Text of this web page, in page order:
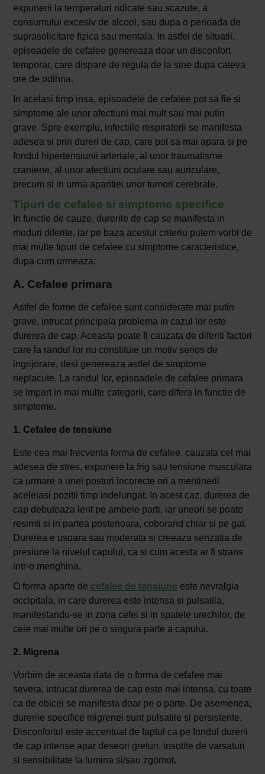
expunerii la temperaturi ridicate sau scazute, a
consumului excesiv de alcool, sau dupa o perioada de
suprasolicitare fizica sau mentala. In astfel de situatii,
episoadele de cefalee genereaza doar un disconfort
temporar, care dispare de regula de la sine dupa cateva
ore de odihna.
In acelasi timp insa, episoadele de cefalee pot sa fie si
simptome ale unor afectiuni mai mult sau mai putin
grave. Spre exemplu, infectiile respiratorii se manifesta
adesea si prin dureri de cap, care pot sa mai apara si pe
fondul hipertensiunii arteriale, al unor traumatisme
craniene, al unor afectiuni oculare sau auriculare,
precum si in urma aparitiei unor tumori cerebrale.
Tipuri de cefalee si simptome specifice
In functie de cauze, durerile de cap se manifesta in
moduri diferite, iar pe baza acestui criteriu putem vorbi de
mai multe tipuri de cefalee cu simptome caracteristice,
dupa cum urmeaza:
A. Cefalee primara
Astfel de forme de cefalee sunt considerate mai putin
grave, intrucat principala problema in cazul lor este
durerea de cap. Aceasta poate fi cauzata de diferiti factori
care la randul lor nu constituie un motiv serios de
ingrijorare, desi genereaza astfel de simptome
neplacute. La randul lor, episoadele de cefalee primara
se impart in mai multe categorii, care difera in functie de
simptome.
1. Cefalee de tensiune
Este cea mai frecventa forma de cefalee, cauzata cel mai
adesea de stres, expunere la frig sau tensiune musculara
ca urmare a unei posturi incorecte ori a mentinerii
aceleiasi pozitii timp indelungat. In acest caz, durerea de
cap debuteaza lent pe ambele parti, iar uneori se poate
resimti si in partea posterioara, coborand chiar si pe gat.
Durerea e usoara sau moderata si creeaza senzatia de
presiune la nivelul capului, ca si cum acesta ar fi strans
intr-o menghina.
O forma aparte de cefalee de tensiune este nevralgia
occipitala, in care durerea este intensa si pulsatila,
manifestandu-se in zona cefei si in spatele urechilor, de
cele mai multe ori pe o singura parte a capului.
2. Migrena
Vorbim de aceasta data de o forma de cefalee mai
severa, intrucat durerea de cap este mai intensa, cu toate
ca de obicei se manifesta doar pe o parte. De asemenea,
durerile specifice migrenei sunt pulsatile si persistente.
Disconfortul este accentuat de faptul ca pe fondul durerii
de cap intense apar deseori greturi, insotite de varsaturi
si sensibilitate la lumina si/sau zgomot.